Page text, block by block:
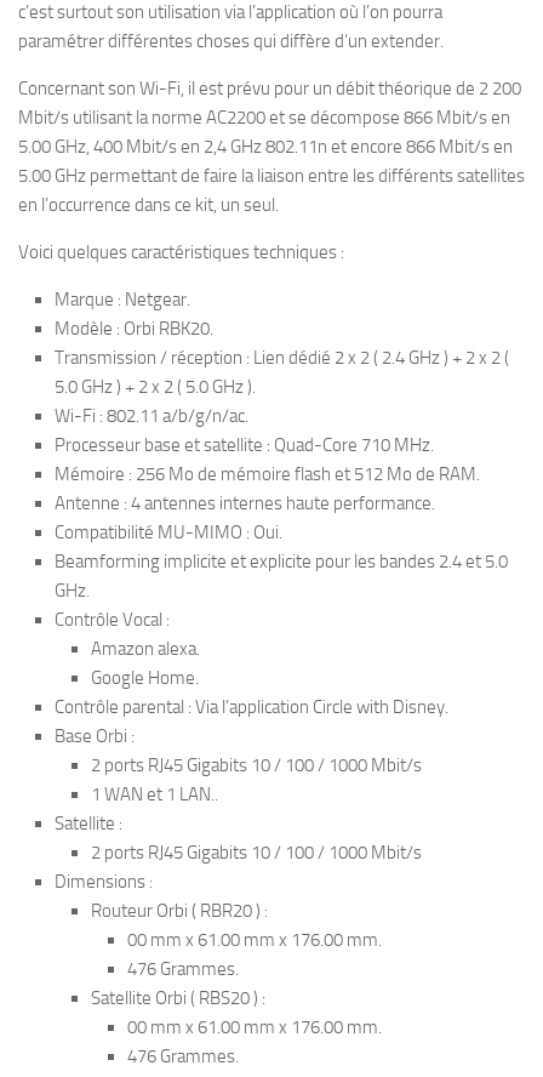
c’est surtout son utilisation via l’application où l’on pourra
paramétrer différentes choses qui diffère d’un extender.
Concernant son Wi-Fi, il est prévu pour un débit théorique de 2 200
Mbit/s utilisant la norme AC2200 et se décompose 866 Mbit/s en
5.00 GHz, 400 Mbit/s en 2,4 GHz 802.11n et encore 866 Mbit/s en
5.00 GHz permettant de faire la liaison entre les différents satellites
en l’occurrence dans ce kit, un seul.
Voici quelques caractéristiques techniques :
Marque : Netgear.
Modèle : Orbi RBK20.
Transmission / réception : Lien dédié 2 x 2 ( 2.4 GHz ) + 2 x 2 (
5.0 GHz ) + 2 x 2 ( 5.0 GHz ).
Wi-Fi : 802.11 a/b/g/n/ac.
Processeur base et satellite : Quad-Core 710 MHz.
Mémoire : 256 Mo de mémoire flash et 512 Mo de RAM.
Antenne : 4 antennes internes haute performance.
Compatibilité MU-MIMO : Oui.
Beamforming implicite et explicite pour les bandes 2.4 et 5.0
GHz.
Contrôle Vocal :
Amazon alexa.
Google Home.
Contrôle parental : Via l’application Circle with Disney.
Base Orbi :
2 ports RJ45 Gigabits 10 / 100 / 1000 Mbit/s
1 WAN et 1 LAN..
Satellite :
2 ports RJ45 Gigabits 10 / 100 / 1000 Mbit/s
Dimensions :
Routeur Orbi ( RBR20 ) :
00 mm x 61.00 mm x 176.00 mm.
476 Grammes.
Satellite Orbi ( RBS20 ) :
00 mm x 61.00 mm x 176.00 mm.
476 Grammes.